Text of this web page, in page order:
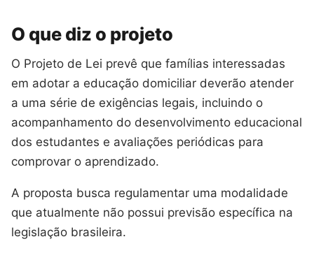
O que diz o projeto
O Projeto de Lei prevê que famílias interessadas
em adotar a educação domiciliar deverão atender
a uma série de exigências legais, incluindo o
acompanhamento do desenvolvimento educacional
dos estudantes e avaliações periódicas para
comprovar o aprendizado.
A proposta busca regulamentar uma modalidade
que atualmente não possui previsão específica na
legislação brasileira.